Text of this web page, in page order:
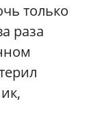
только
раза